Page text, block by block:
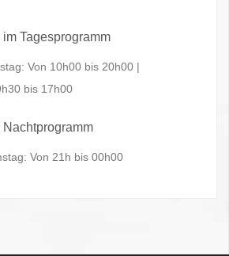
Tagesprogramm
Von 10h00 bis 20h00 |
bis 17h00
Von 21h bis 00h00